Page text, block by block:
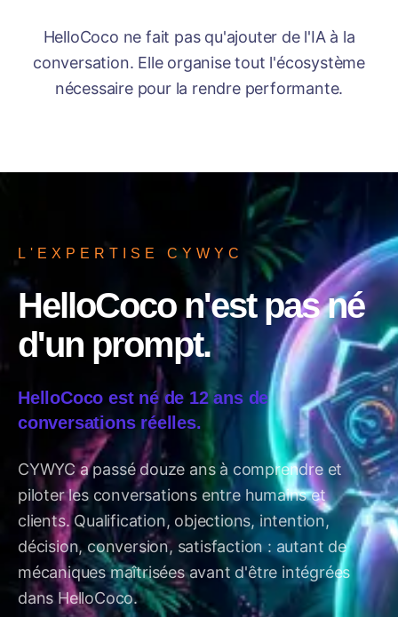
HelloCoco ne fait pas qu'ajouter de l'IA à la
conversation. Elle organise tout l'écosystème
nécessaire pour la rendre performante.
L'EXPERTISE CYWYC
HelloCoco n'est pas né
d'un prompt.
HelloCoco est né de 12 ans de
conversations réelles.
CYWYC a passé douze ans à comprendre et
piloter les conversations entre humains et
clients. Qualification, objections, intention,
décision, conversion, satisfaction : autant de
mécaniques maîtrisées avant d'être intégrées
dans HelloCoco.